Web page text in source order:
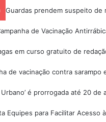
Guardas prendem suspeito de
de Vacinação
em curso gratuito de
de vacinação contra
é prorrogada até 20
Equipes para Facilitar Acesso